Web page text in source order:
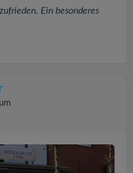
Ein besonderes